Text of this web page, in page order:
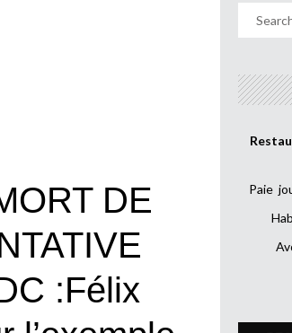
DE
:Félix
Paie